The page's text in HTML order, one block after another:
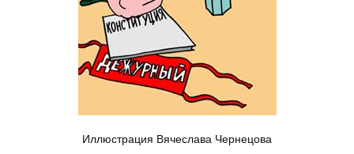
Иллюстрация Вячеслава Чернецова